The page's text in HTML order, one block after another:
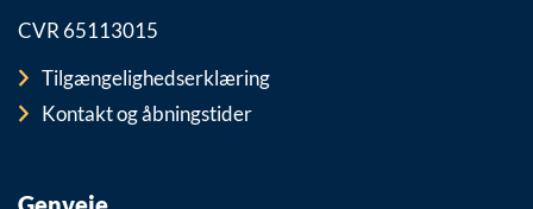
CVR 65113015
Tilgængelighedserklæring
Kontakt og åbningstider